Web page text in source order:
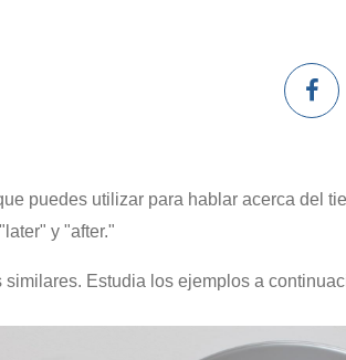
puedes utilizar para hablar acerca del
y "after."
Estudia los ejemplos a